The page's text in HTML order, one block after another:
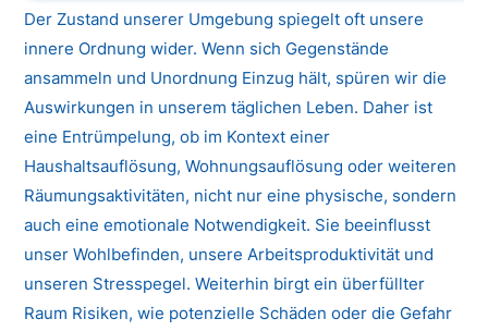
Der Zustand unserer Umgebung spiegelt oft unsere
innere Ordnung wider. Wenn sich Gegenstände
ansammeln und Unordnung Einzug hält, spüren wir die
Auswirkungen in unserem täglichen Leben. Daher ist
eine Entrümpelung, ob im Kontext einer
Haushaltsauflösung, Wohnungsauflösung oder weiteren
Räumungsaktivitäten, nicht nur eine physische, sondern
auch eine emotionale Notwendigkeit. Sie beeinflusst
unser Wohlbefinden, unsere Arbeitsproduktivität und
unseren Stresspegel. Weiterhin birgt ein überfüllter
Raum Risiken, wie potenzielle Schäden oder die Gefahr